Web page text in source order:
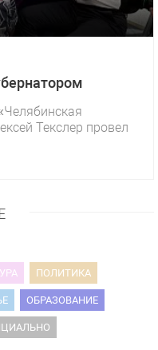
Текслер провел
ПОЛИТИКА
ОБРАЗОВАНИЕ